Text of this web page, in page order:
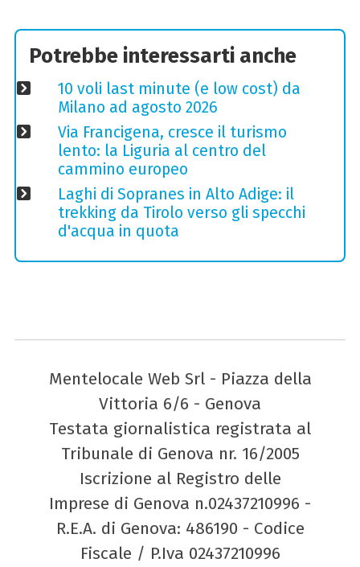
Potrebbe interessarti anche
10 voli last minute (e low cost) da
Milano ad agosto 2026
Via Francigena, cresce il turismo
lento: la Liguria al centro del
cammino europeo
Laghi di Sopranes in Alto Adige: il
trekking da Tirolo verso gli specchi
d'acqua in quota
Mentelocale Web Srl - Piazza della
Vittoria 6/6 - Genova
Testata giornalistica registrata al
Tribunale di Genova nr. 16/2005
Iscrizione al Registro delle
Imprese di Genova n.02437210996 -
R.E.A. di Genova: 486190 - Codice
Fiscale / P.Iva 02437210996